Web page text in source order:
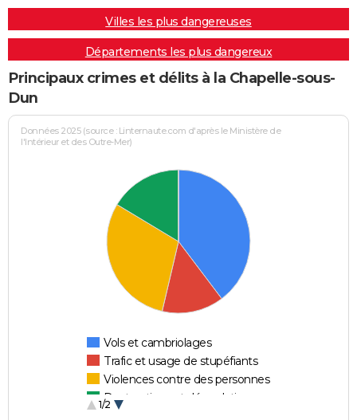
Villes les plus dangereuses
Départements les plus dangereux
Principaux crimes et délits à la Chapelle-sous-
Dun
Données 2025 (source : Linternaute.com d'après le Ministère de
l'Intérieur et des Outre-Mer)
Vols et cambriolages
Trafic et usage de stupéfiants
Violences contre des personnes
Destructions et dégradations
1/2